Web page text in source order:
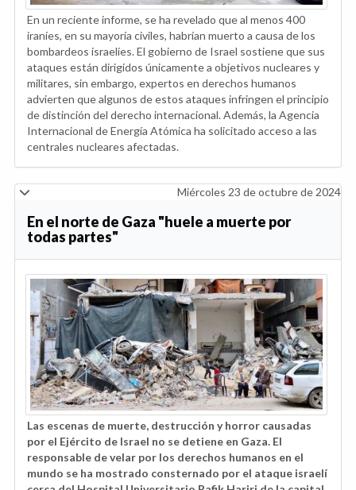
En un reciente informe, se ha revelado que al menos 400
iraníes, en su mayoría civiles, habrían muerto a causa de los
bombardeos israelíes. El gobierno de Israel sostiene que sus
ataques están dirigidos únicamente a objetivos nucleares y
militares, sin embargo, expertos en derechos humanos
advierten que algunos de estos ataques infringen el principio
de distinción del derecho internacional. Además, la Agencia
Internacional de Energía Atómica ha solicitado acceso a las
centrales nucleares afectadas.
Miércoles 23 de octubre de 2024
En el norte de Gaza "huele a muerte por
todas partes"
Las escenas de muerte, destrucción y horror causadas
por el Ejército de Israel no se detiene en Gaza. El
responsable de velar por los derechos humanos en el
mundo se ha mostrado consternado por el ataque israelí